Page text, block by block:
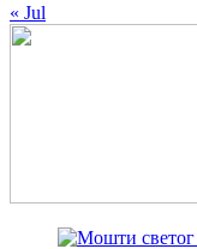
« Jul